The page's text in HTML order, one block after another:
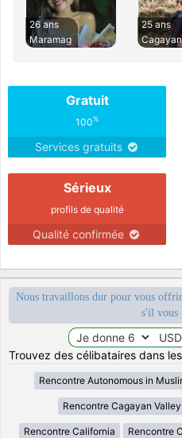
26 ans
Maramag
25 ans
Gratuit
100%
Services gratuits
Sérieux
profils de qualité
Qualité confirmée
Nous travaillons dur pour vous
s'il vous
Trouvez des célibataires dans
Rencontre Autonomous in
Rencontre Cagayan Valley
Rencontre California Rencontre